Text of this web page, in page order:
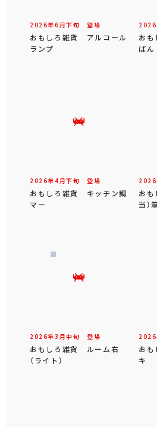
2026年6 月下旬 登場
おもしろ雑貨 アルコール
ランプ
2026
お
ば
2026年4 月下旬 登場
おもしろ雑貨 キッチン鯛
マー
2026
お
当）
2026年3 月中旬 登場
おもしろ雑貨 ルーム右
（ライト）
2026
お
キ